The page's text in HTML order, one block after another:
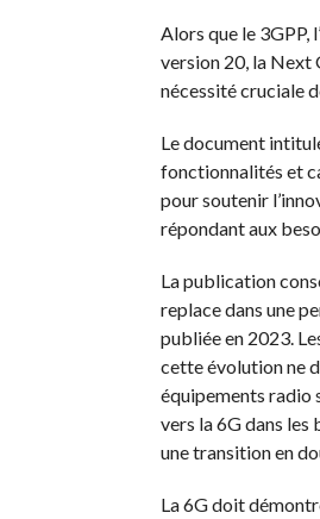
Alors que le 3GPP,
version 20, la
nécessité cruciale
Le document
fonctionnalités et
pour soutenir
répondant aux
La publication
replace dans une
publiée en 2023.
cette évolution ne
équipements radio
vers la 6G dans
une transition en
La 6G doit